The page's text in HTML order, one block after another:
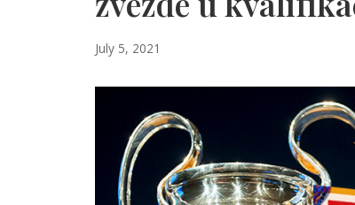
zdravlja
July 5, 2021
2022